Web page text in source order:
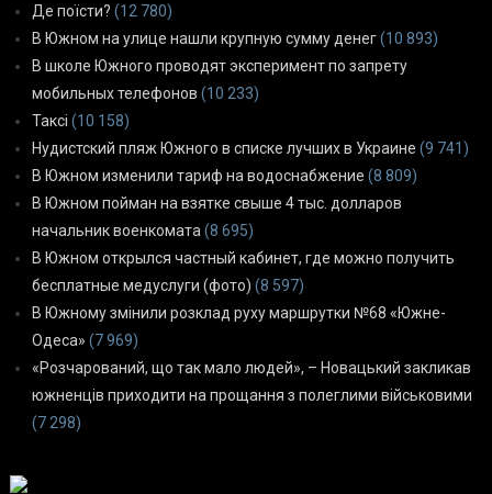
Де поїсти? (12 780)
В Южном на улице нашли крупную сумму денег(10 893)
В школе Южного проводят эксперимент по запрету
мобильных телефонов (10 233)
Таксі (10 158)
Нудистский пляж Южного в списке лучших в Украине (9 741)
В Южном изменили тариф на водоснабжение (8 809)
В Южном пойман на взятке свыше 4 тыс. долларов
начальник военкомата (8 695)
В Южном открылся частный кабинет, где можно получить
бесплатные медуслуги (фото) (8 597)
В Южному змінили розклад руху маршрутки №68 «Южне-
Одеса» (7 969)
«Розчарований, що так мало людей», – Новацький закликав
южненців приходити на прощання з полеглими військовими
(7 298)